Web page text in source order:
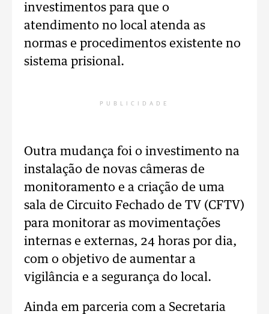
investimentos para que o
atendimento no local atenda as
normas e procedimentos existente no
sistema prisional.
PUBLICIDADE
Outra mudança foi o investimento na
instalação de novas câmeras de
monitoramento e a criação de uma
sala de Circuito Fechado de TV (CFTV)
para monitorar as movimentações
internas e externas, 24 horas por dia,
com o objetivo de aumentar a
vigilância e a segurança do local.
Ainda em parceria com a Secretaria